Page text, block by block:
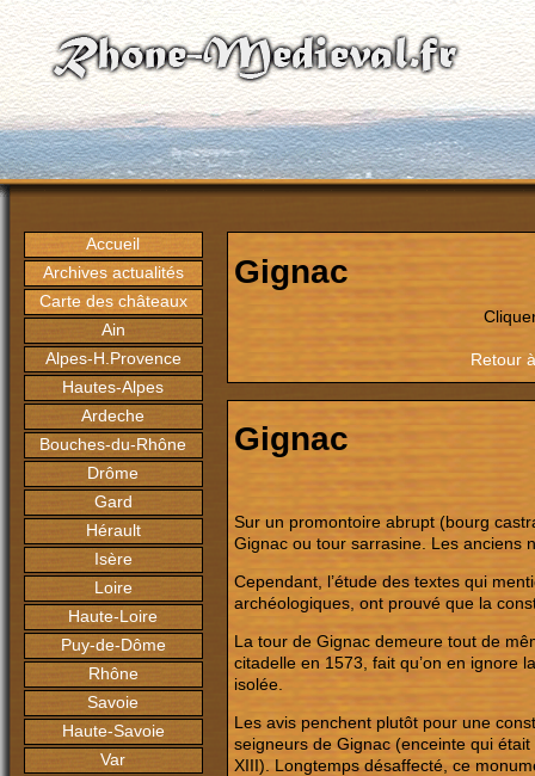
Accueil
Archives actualités
Carte des châteaux
Ain
Alpes-H.Provence
Hautes-Alpes
Ardeche
Bouches-du-Rhône
Drôme
Gard
Hérault
Isère
Loire
Haute-Loire
Puy-de-Dôme
Rhône
Savoie
Haute-Savoie
Var
Gignac
Retour
Gignac
Sur un promontoire abrupt (bourg
Gignac ou tour sarrasine. Les anciens
Cependant, l’étude des textes qui
archéologiques, ont prouvé que la
La tour de Gignac demeure tout de
citadelle en 1573, fait qu’on en ignore
isolée.
Les avis penchent plutôt pour une
seigneurs de Gignac (enceinte qui
XIII). Longtemps désaffecté, ce